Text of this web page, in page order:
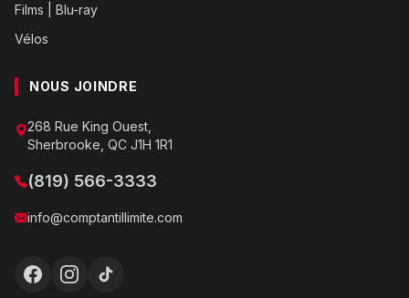
Films | Blu-ray
Vélos
NOUS JOINDRE
268 Rue King Ouest,
Sherbrooke, QC J1H 1R1
(819) 566-3333
info@comptantillimite.com